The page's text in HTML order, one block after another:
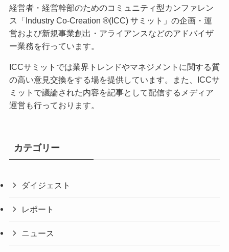
経営者・経営幹部のためのコミュニティ型カンファレン
ス「Industry Co-Creation ®(ICC) サミット」の企画・運
営および新規事業創出・アライアンスなどのアドバイザ
ー業務を行っています。
ICCサミットでは業界トレンドやマネジメントに関する質
の高い意見交換をする場を提供しています。また、ICCサ
ミットで議論された内容を記事として配信するメディア
運営も行っております。
カテゴリー
ダイジェスト
レポート
ニュース